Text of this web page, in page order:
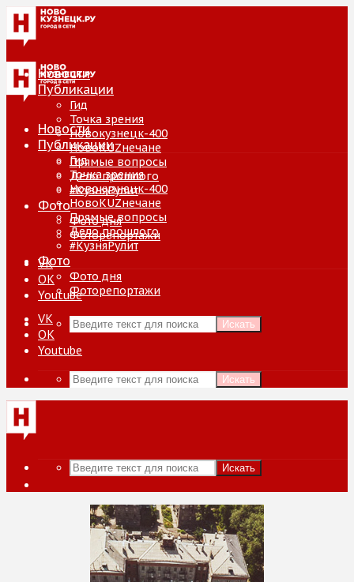
Новости
Публикации
Гид
Точка зрения
Новокузнецк-400
НовоKUZнечане
Прямые вопросы
Дело прошлого
#КузняРулит
Фото
Фото дня
Фоторепортажи
VK
ОК
Youtube
Искать
Новости
Публикации
Гид
Точка зрения
Новокузнецк-400
НовоKUZнечане
Прямые вопросы
Дело прошлого
#КузняРулит
Фото
Фото дня
Фоторепортажи
VK
ОК
Youtube
Искать
Искать